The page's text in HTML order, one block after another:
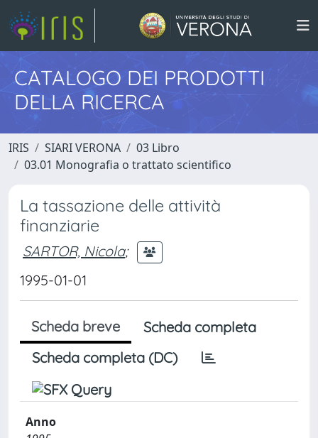
CATALOGO DEI PRODOTTI
DELLA RICERCA
IRIS SIARI VERONA
03 Libro
03.01 Monografia o trattato scientifico
La tassazione delle attività
finanziarie
SARTOR, Nicola;
1995-01-01
Scheda breve
Scheda completa
Scheda completa (DC)
Anno